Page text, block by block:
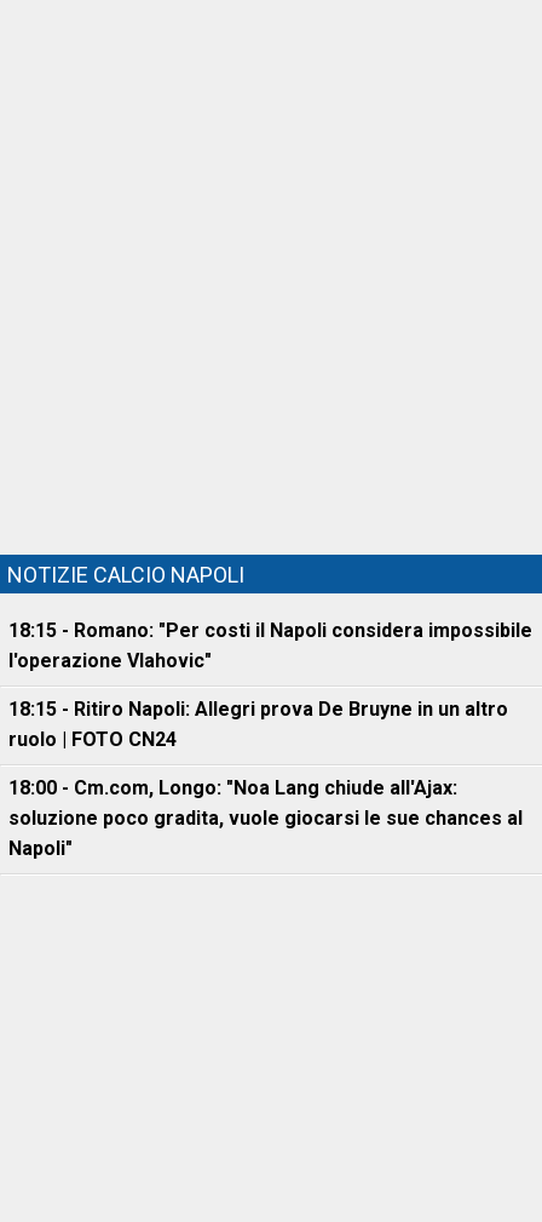
NOTIZIE CALCIO NAPOLI
18:15 - Romano: "Per costi il Napoli considera impossibile
l'operazione Vlahovic"
18:15 - Ritiro Napoli: Allegri prova De Bruyne in un altro
ruolo | FOTO CN24
18:00 - Cm.com, Longo: "Noa Lang chiude all'Ajax:
soluzione poco gradita, vuole giocarsi le sue chances al
Napoli"